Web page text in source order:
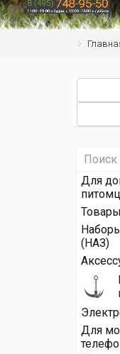
Для
(НАЗ)
Для